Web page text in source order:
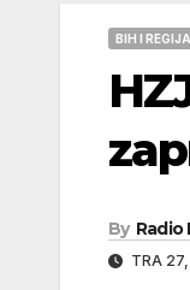
BIH I REGIJA
By Radio
TRA